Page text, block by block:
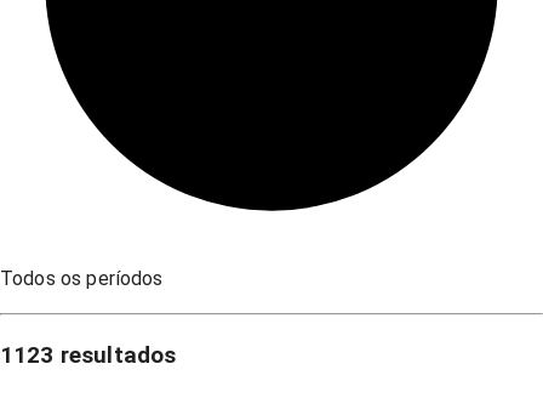
Todos os períodos
1123 resultados